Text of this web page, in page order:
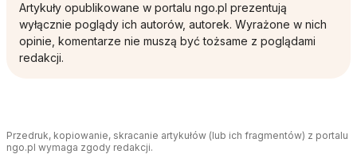
Artykuły opublikowane w portalu ngo.pl prezentują
wyłącznie poglądy ich autorów, autorek. Wyrażone w nich
opinie, komentarze nie muszą być tożsame z poglądami
redakcji.
Przedruk, kopiowanie, skracanie artykułów (lub ich fragmentów) z portalu
ngo.pl wymaga zgody redakcji.